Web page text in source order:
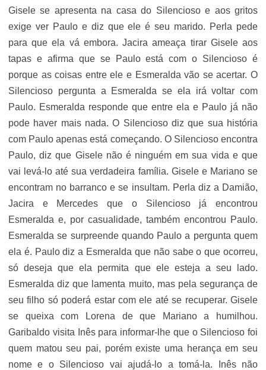
Gisele se apresenta na casa do Silencioso e aos gritos
exige ver Paulo e diz que ele é seu marido. Perla pede
para que ela vá embora. Jacira ameaça tirar Gisele aos
tapas e afirma que se Paulo está com o Silencioso é
porque as coisas entre ele e Esmeralda vão se acertar. O
Silencioso pergunta a Esmeralda se ela irá voltar com
Paulo. Esmeralda responde que entre ela e Paulo já não
pode haver mais nada. O Silencioso diz que sua história
com Paulo apenas está começando. O Silencioso encontra
Paulo, diz que Gisele não é ninguém em sua vida e que
vai levá-lo até sua verdadeira família. Gisele e Mariano se
encontram no barranco e se insultam. Perla diz a Damião,
Jacira e Mercedes que o Silencioso já encontrou
Esmeralda e, por casualidade, também encontrou Paulo.
Esmeralda se surpreende quando Paulo a pergunta quem
ela é. Paulo diz a Esmeralda que não sabe o que ocorreu,
só deseja que ela permita que ele esteja a seu lado.
Esmeralda diz que lamenta muito, mas pela segurança de
seu filho só poderá estar com ele até se recuperar. Gisele
se queixa com Lorena de que Mariano a humilhou.
Garibaldo visita Inês para informar-lhe que o Silencioso foi
quem matou seu pai, porém existe uma herança em seu
nome e o Silencioso vai ajudá-lo a tomá-la. Inês não